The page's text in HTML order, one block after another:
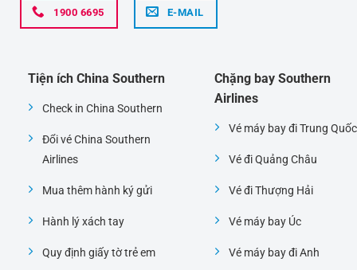
1900 6695 E-MAIL
Tiện ích China Southern
Check in China Southern
Đổi vé China Southern
Airlines
Mua thêm hành ký gửi
Hành lý xách tay
Quy định giấy tờ trẻ em
Chặng bay Southern
Airlines
Vé máy bay đi Trung Quốc
Vé đi Quảng Châu
Vé đi Thượng Hải
Vé máy bay Úc
Vé máy bay đi Anh